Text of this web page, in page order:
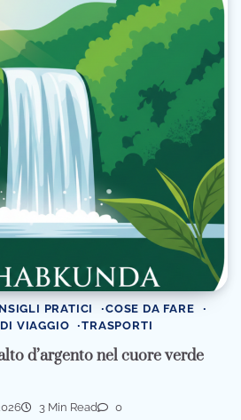
PRATICI
COSE DA FARE
VIAGGIO TRASPORTI
d’argento nel cuore verde
3 Min Read 0